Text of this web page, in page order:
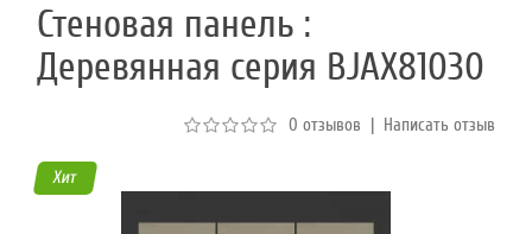
(831)
01-
Стеновая панель :
Деревянная серия BJAX81030
0 отзывов | Написать отзыв
Хит